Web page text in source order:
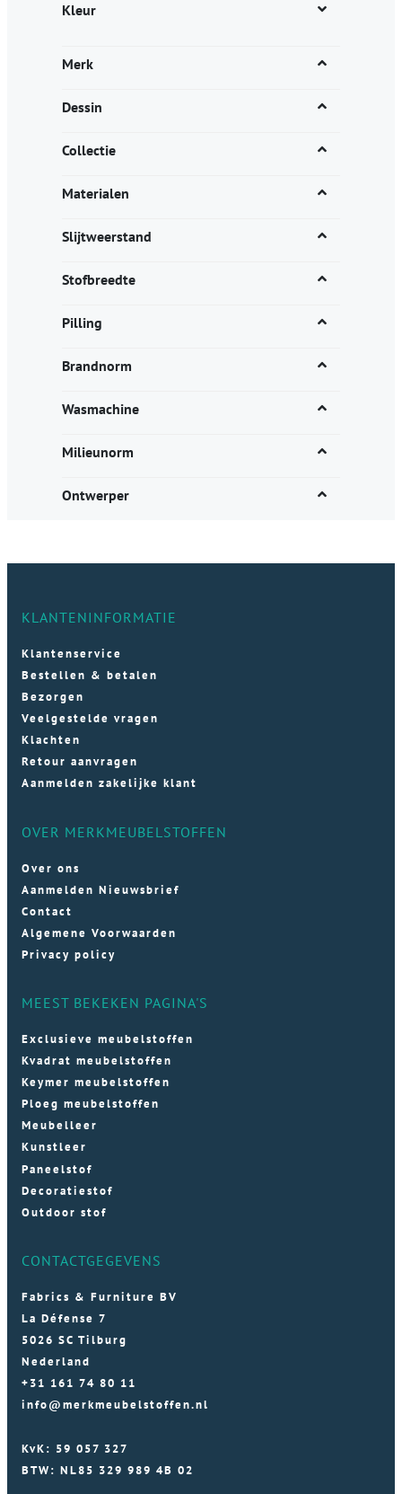
Kleur
Merk
Dessin
Collectie
Materialen
Slijtweerstand
Stofbreedte
Pilling
Brandnorm
Wasmachine
Milieunorm
Ontwerper
KLANTENINFORMATIE
Klantenservice
Bestellen & betalen
Bezorgen
Veelgestelde vragen
Klachten
Retour aanvragen
Aanmelden zakelijke klant
OVER MERKMEUBELSTOFFEN
Over ons
Aanmelden Nieuwsbrief
Contact
Algemene Voorwaarden
Privacy policy
MEEST BEKEKEN PAGINA'S
Exclusieve meubelstoffen
Kvadrat meubelstoffen
Keymer meubelstoffen
Ploeg meubelstoffen
Meubelleer
Kunstleer
Paneelstof
Decoratiestof
Outdoor stof
CONTACTGEGEVENS
Fabrics & Furniture BV
La Défense 7
5026 SC Tilburg
Nederland
+31 161 74 80 11
info@merkmeubelstoffen.nl
KvK: 59 057 327
BTW: NL85 329 989 4B 02